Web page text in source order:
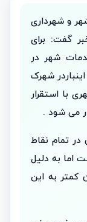
و شهرداری
گفت: برای
شهر در
شهرک
با استقرار
می شود ‌.
در تمام نقاط
به دلیل
کمتر به این